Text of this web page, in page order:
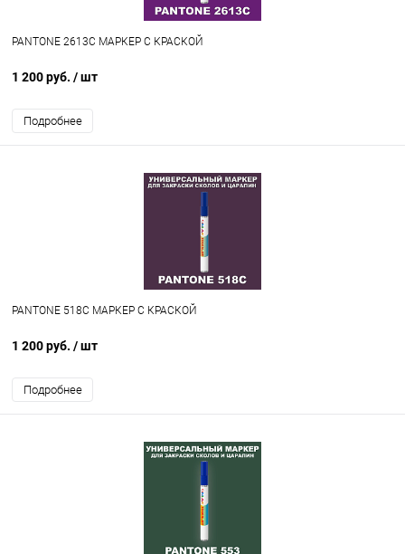
PANTONE 2613C МАРКЕР С КРАСКОЙ
1 200 руб. / шт
Подробнее
PANTONE 518C МАРКЕР С КРАСКОЙ
1 200 руб. / шт
Подробнее